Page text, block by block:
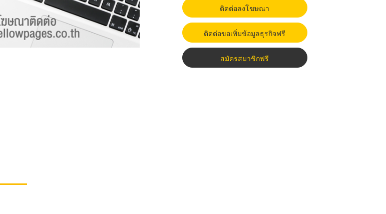
ติดต่อลงโฆษณา
ติดต่อขอเพิ่มข้อมูลธุรกิจฟรี
สมัครสมาชิกฟรี